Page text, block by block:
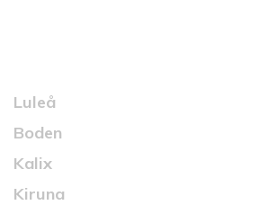
Luleå
Boden
Kalix
Kiruna